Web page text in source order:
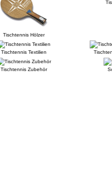
Tischtennis Hölzer
Tischtennis Textilien
Tischtennis Zubehör